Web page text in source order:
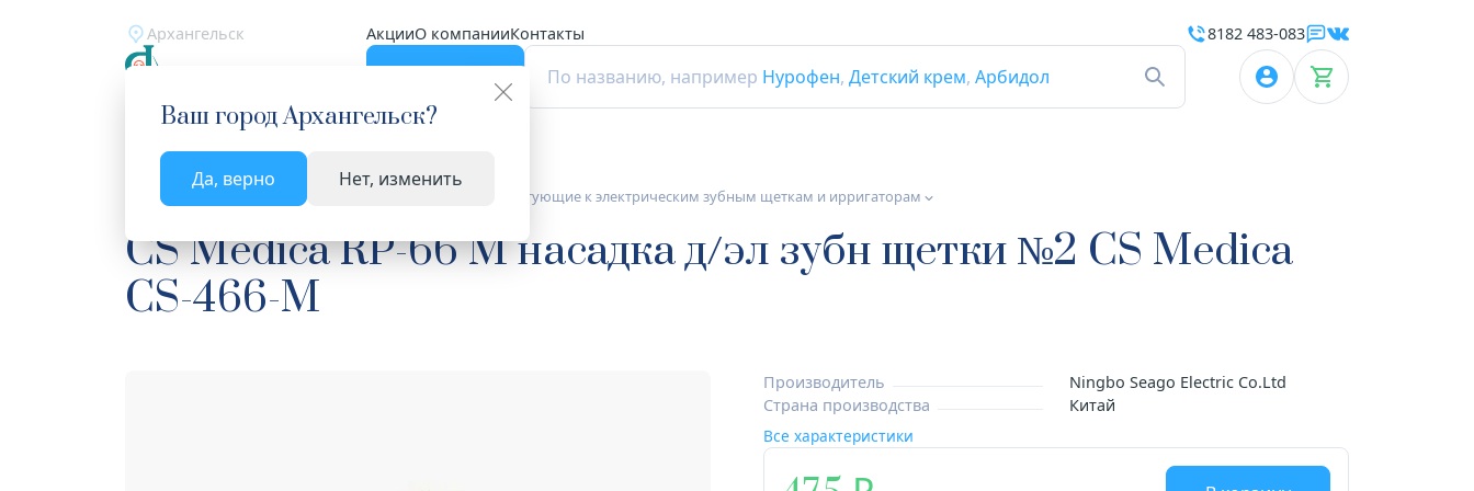
Архангельск АкцииО компанииКонтакты
По названию, например Нурофен, Детский крем, Арбидол
Ваш городАрхангельск?
Да, верно Нет, изменить
8182 483-083
Главная Каталог Уход за полостью рта Комплектующие к электрическим зубным щеткам и ирригаторам
CS Medica RP-66 M насадка д/эл зубн щетки №2 CS Medica
CS-466-M
Производитель
Ningbo Seago Electric Co.Ltd
Страна производства
Китай
Все характеристики